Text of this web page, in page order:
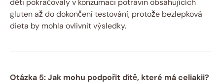
děti pokračovaly v konzumaci potravin obsahujících
gluten až do dokončení testování, protože bezlepková
dieta by mohla ovlivnit výsledky.
Otázka 5: Jak mohu podpořit dítě, které má celiakii?